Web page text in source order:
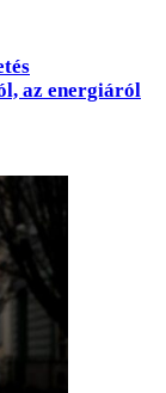
az energiáról